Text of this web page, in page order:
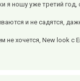
я ношу уже третий год,
и не садятся,
не хочется, New look с